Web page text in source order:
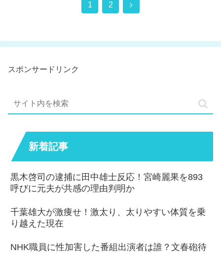
1 2
次
スポンサードリンク
新着記事
黒木啓司の逮捕に田中雄士反応！宮崎麗果を893
呼びに元夫が共感の理由判明か
千葉雄大が激痩せ！激太り、太りやすい体質を乗
り越えた現在
NHK職員に性加害した番組出演者は誰？文春砲待